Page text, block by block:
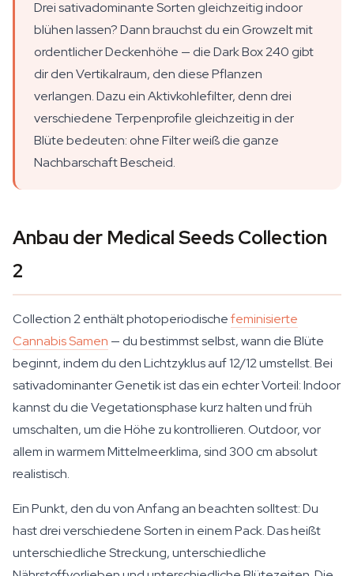
Drei sativadominante Sorten gleichzeitig indoor
blühen lassen? Dann brauchst du ein Growzelt mit
ordentlicher Deckenhöhe — die Dark Box 240 gibt
dir den Vertikalraum, den diese Pflanzen
verlangen. Dazu ein Aktivkohlefilter, denn drei
verschiedene Terpenprofile gleichzeitig in der
Blüte bedeuten: ohne Filter weiß die ganze
Nachbarschaft Bescheid.
Anbau der Medical Seeds Collection
2
Collection 2 enthält photoperiodischefeminisierte
Cannabis Samen — du bestimmst selbst, wann die Blüte
beginnt, indem du den Lichtzyklus auf 12/12 umstellst. Bei
sativadominanter Genetik ist das ein echter Vorteil: Indoor
kannst du die Vegetationsphase kurz halten und früh
umschalten, um die Höhe zu kontrollieren. Outdoor, vor
allem in warmem Mittelmeerklima, sind 300 cm absolut
realistisch.
Ein Punkt, den du von Anfang an beachten solltest: Du
hast drei verschiedene Sorten in einem Pack. Das heißt
unterschiedliche Streckung, unterschiedliche